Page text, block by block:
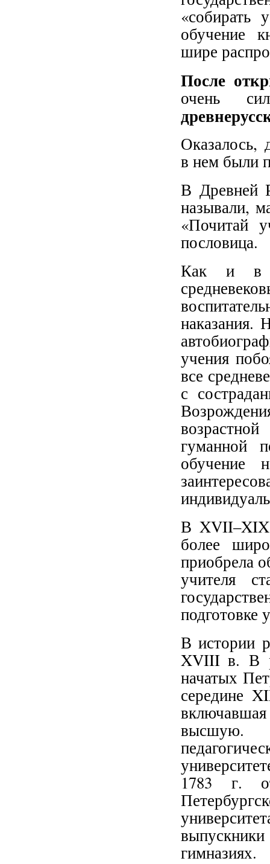
обучение
шире
После
очень
Оказалось,
в нем были
В Древней
называли,
«Почитай
пословица.
Как и в
наказания.
учения
все
с
гуманной
обучение
В XVII–XIX
более
приобрела
учителя
подготовке
В истории
XVIII в. В
начатых
середине
высшую.
1783 г.
гимназиях.